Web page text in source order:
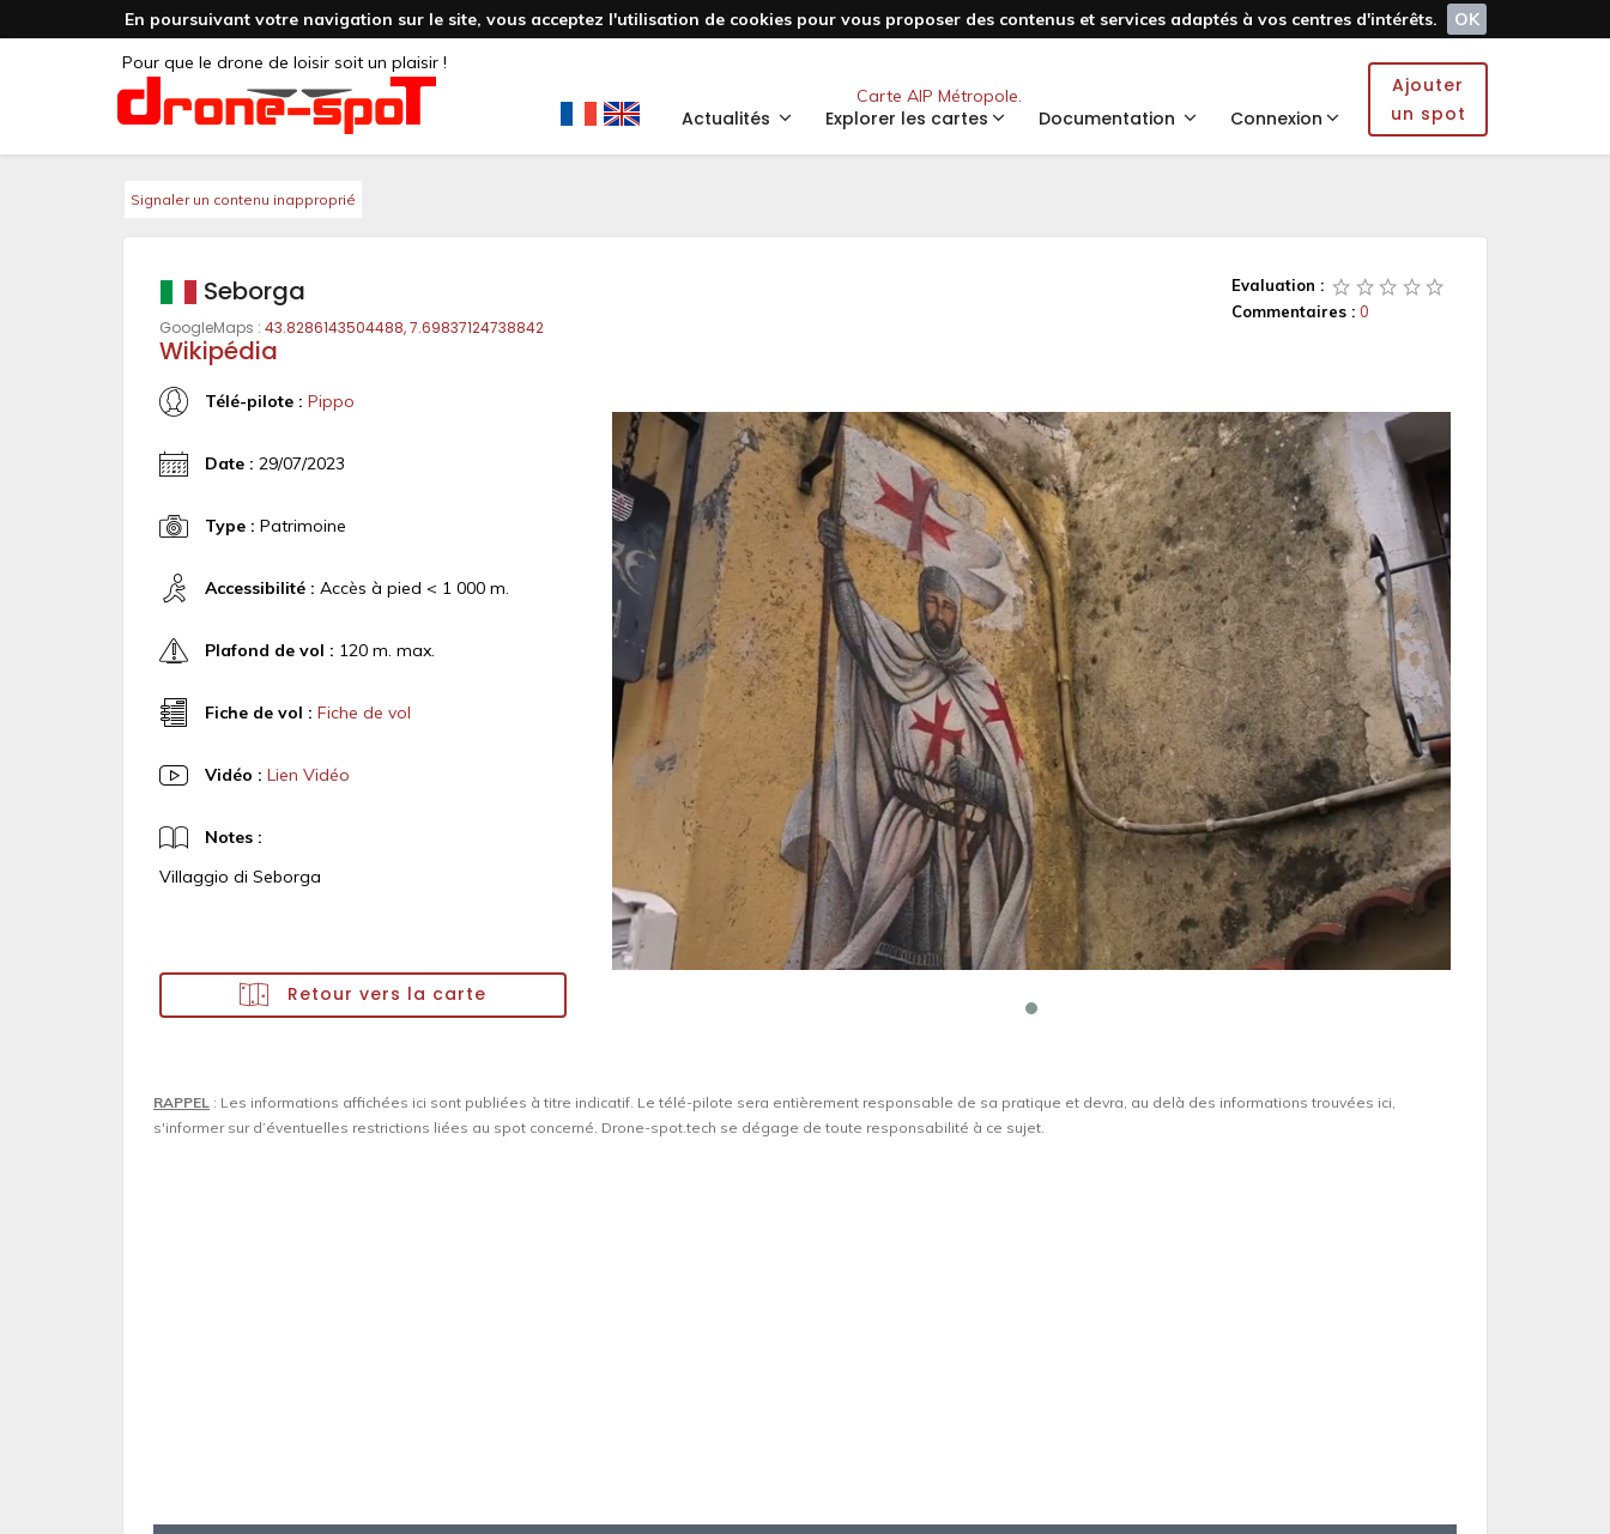
En poursuivant votre navigation sur le site, vous acceptez l'utilisation de cookies pour vous proposer des contenus et services adaptés à vos centres d'intérêts.
OK
Pour que le drone de loisir soit un plaisir !
Carte AIP Métropole.
Actualités Explorer les cartes Documentation Connexion
Ajouter
un spot
Signaler un contenu inapproprié
Evaluation :
Commentaires : 0
Seborga
GoogleMaps : 43.8286143504488, 7.69837124738842
Wikipédia
Télé-pilote : Pippo
Date : 29/07/2023
Type : Patrimoine
Accessibilité : Accès à pied < 1 000 m.
Plafond de vol : 120 m. max.
Fiche de vol : Fiche de vol
Vidéo : Lien Vidéo
Notes :
Villaggio di Seborga
Retour vers la carte
RAPPEL : Les informations affichées ici sont publiées à titre indicatif. Le télé-pilote sera entièrement responsable de sa pratique et devra, au delà des informations trouvées ici,
s'informer sur d’éventuelles restrictions liées au spot concerné. Drone-spot.tech se dégage de toute responsabilité à ce sujet.